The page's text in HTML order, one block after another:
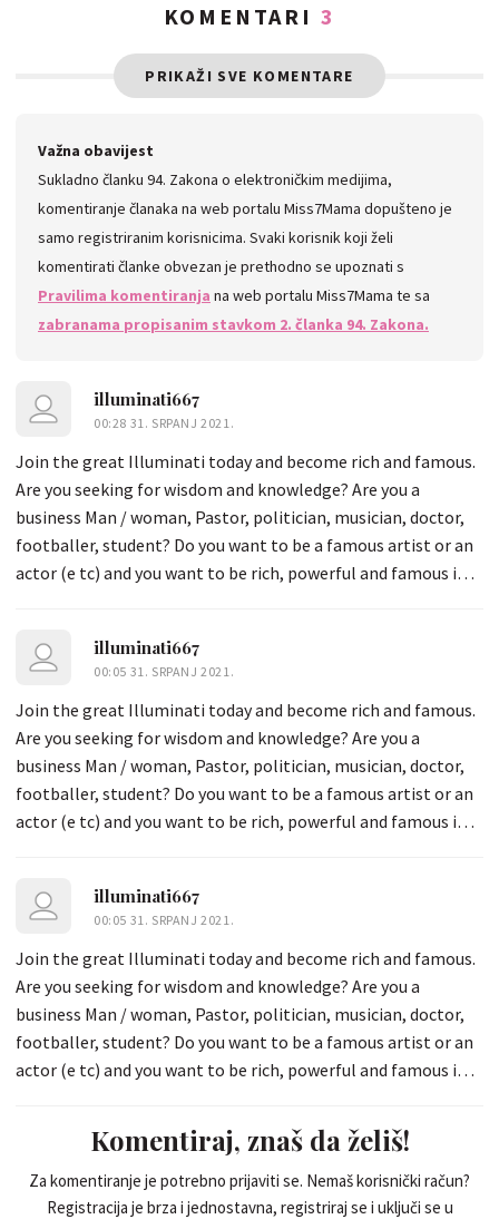
KOMENTARI 3
PRIKAŽI SVE KOMENTARE
Važna obavijest
Sukladno članku 94. Zakona o elektroničkim medijima,
komentiranje članaka na web portalu Miss7Mama dopušteno je
samo registriranim korisnicima. Svaki korisnik koji želi
komentirati članke obvezan je prethodno se upoznati s
Pravilima komentiranja na web portalu Miss7Mama te sa
zabranama propisanim stavkom 2. članka 94. Zakona.
illuminati667
00:28 31. SRPANJ 2021.
Join the great Illuminati today and become rich and famous.
Are you seeking for wisdom and knowledge? Are you a
business Man / woman, Pastor, politician, musician, doctor,
footballer, student? Do you want to be a famous artist or an
actor (e tc) and you want to be rich, powerful and famous in
the sum of 3 million euros ever week with a car whatsapp
+12536174810 (chiefpriest666@gmail.com)
illuminati667
00:05 31. SRPANJ 2021.
Join the great Illuminati today and become rich and famous.
Are you seeking for wisdom and knowledge? Are you a
business Man / woman, Pastor, politician, musician, doctor,
footballer, student? Do you want to be a famous artist or an
actor (e tc) and you want to be rich, powerful and famous in
the sum of 3 million euros ever week with a car whatsapp
+12536174810 (chiefpriest666@gmail.com)
illuminati667
00:05 31. SRPANJ 2021.
Join the great Illuminati today and become rich and famous.
Are you seeking for wisdom and knowledge? Are you a
business Man / woman, Pastor, politician, musician, doctor,
footballer, student? Do you want to be a famous artist or an
actor (e tc) and you want to be rich, powerful and famous in
dreams come through, become a member today and receive
the sum of 3 million euros ever week with a car whatsapp
+12536174810 (chiefpriest666@gmail.com)
Komentiraj, znaš da želiš!
Za komentiranje je potrebno prijaviti se. Nemaš korisnički račun?
Registracija je brza i jednostavna, registriraj se i uključi se u